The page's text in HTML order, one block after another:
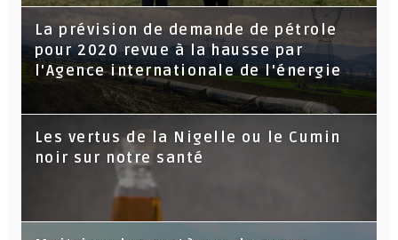
La prévision de demande de pétrole
pour 2020 revue à la hausse par
l'Agence internationale de l'énergie
Les vertus de la Nigelle ou le Cumin
noir sur notre santé